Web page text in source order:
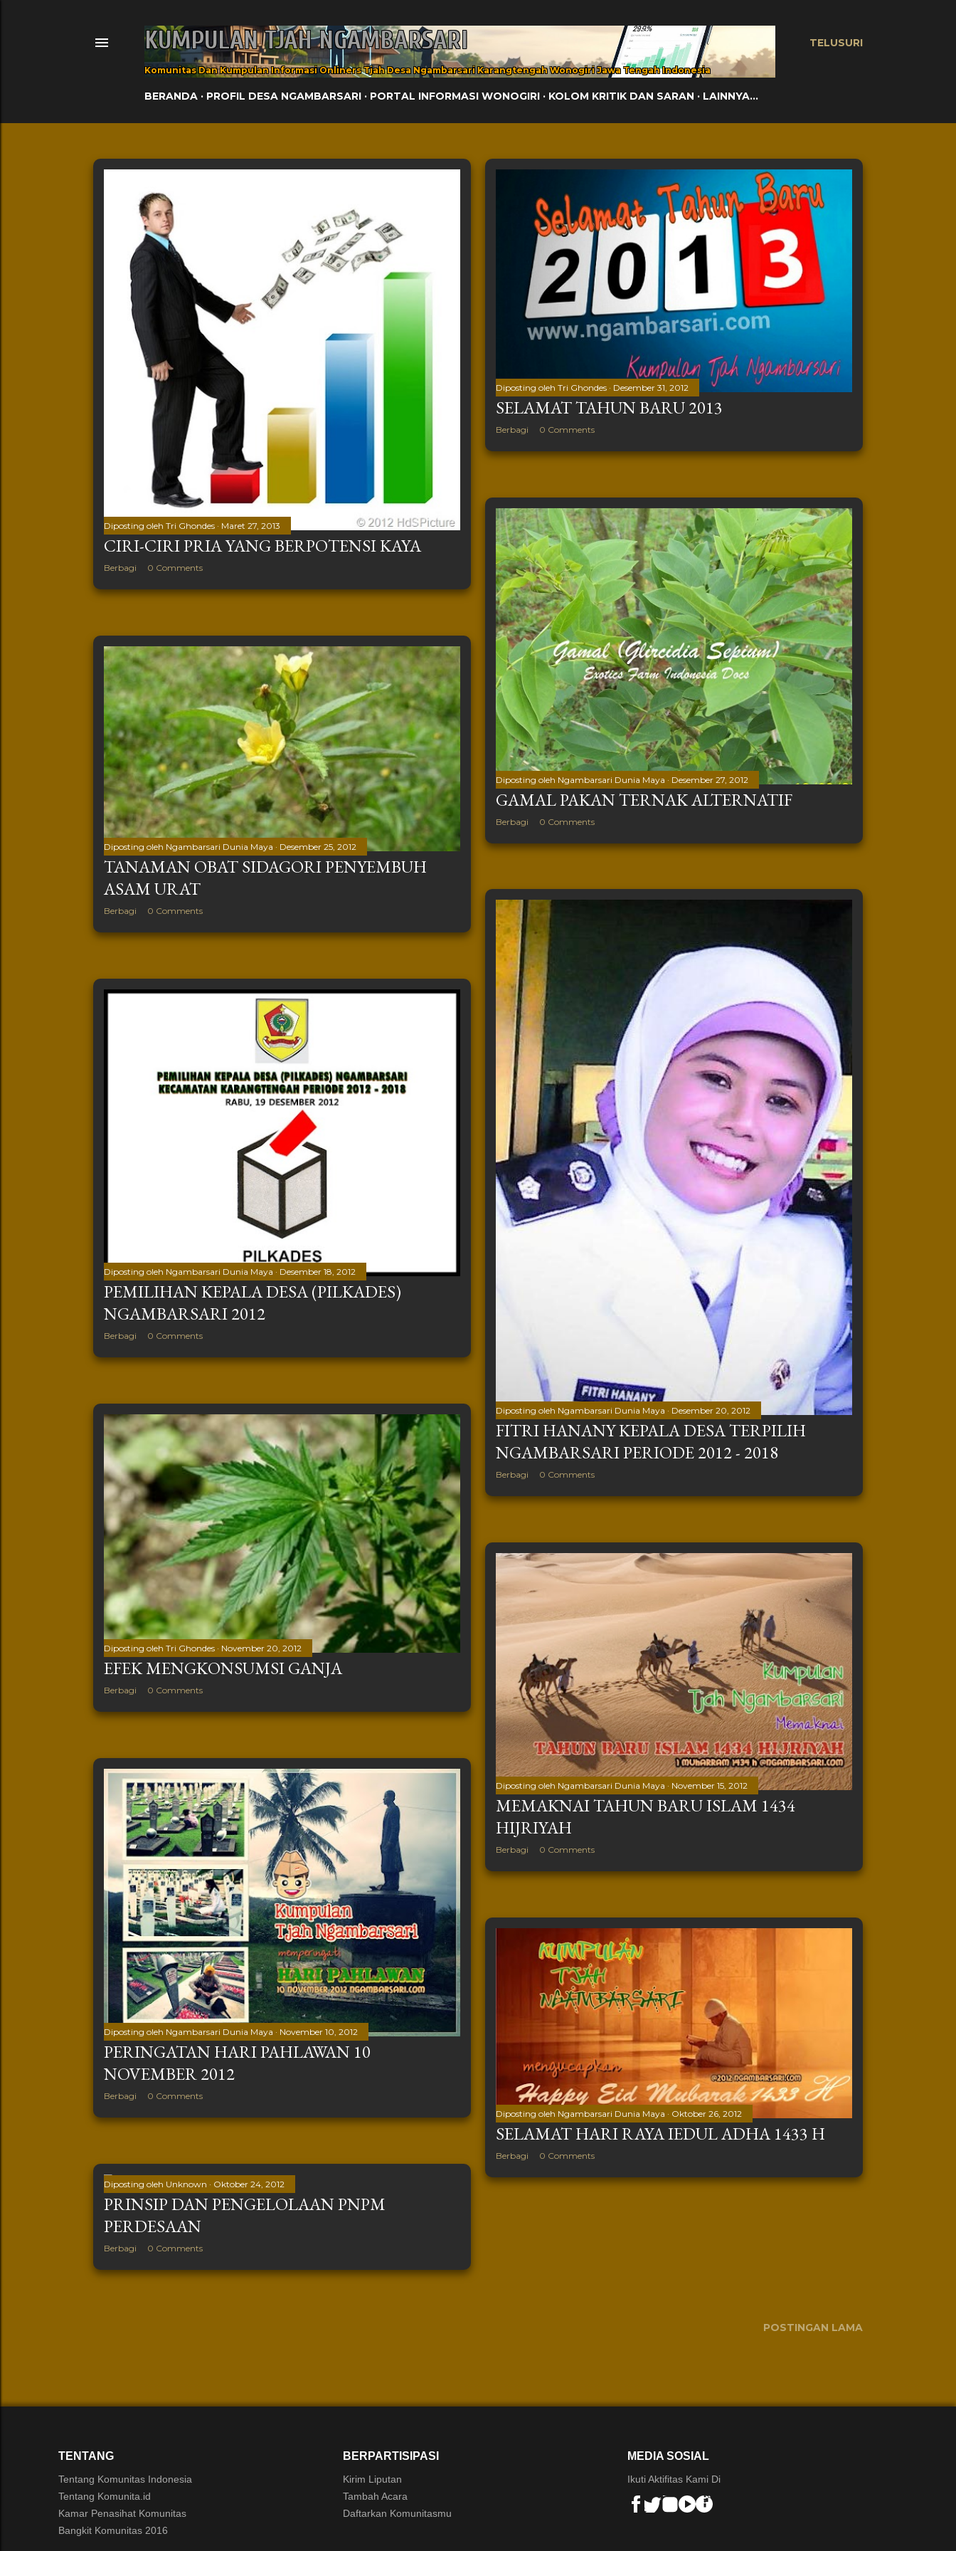
TELUSURI
KUMPULAN TJAH NGAMBARSARI
Komunitas Dan Kumpulan Informasi Onliners Tjah Desa Ngambarsari Karangtengah Wonogiri Jawa Tengah Indonesia
BERANDA PROFIL DESA NGAMBARSARI PORTAL INFORMASI WONOGIRI KOLOM KRITIK DAN SARAN LAINNYA…
Postingan
Diposting oleh Tri Ghondes Maret 27, 2013
CIRI-CIRI PRIA YANG BERPOTENSI KAYA
Berbagi 0 Comments
Diposting oleh Tri Ghondes Desember 31, 2012
SELAMAT TAHUN BARU 2013
Berbagi 0 Comments
Diposting oleh Ngambarsari Dunia Maya Desember 27, 2012
GAMAL PAKAN TERNAK ALTERNATIF
Berbagi 0 Comments
Diposting oleh Ngambarsari Dunia Maya Desember 25, 2012
TANAMAN OBAT SIDAGORI PENYEMBUH
ASAM URAT
Berbagi 0 Comments
Diposting oleh Ngambarsari Dunia Maya Desember 20, 2012
FITRI HANANY KEPALA DESA TERPILIH
NGAMBARSARI PERIODE 2012 - 2018
Berbagi 0 Comments
Diposting oleh Ngambarsari Dunia Maya Desember 18, 2012
PEMILIHAN KEPALA DESA (PILKADES)
NGAMBARSARI 2012
Berbagi 0 Comments
Diposting oleh Tri Ghondes November 20, 2012
EFEK MENGKONSUMSI GANJA
Berbagi 0 Comments
Diposting oleh Ngambarsari Dunia Maya November 15, 2012
MEMAKNAI TAHUN BARU ISLAM 1434
HIJRIYAH
Berbagi 0 Comments
Diposting oleh Ngambarsari Dunia Maya November 10, 2012
PERINGATAN HARI PAHLAWAN 10
NOVEMBER 2012
Berbagi
0 Comments
Diposting oleh Ngambarsari Dunia Maya Oktober 26, 2012
SELAMAT HARI RAYA IEDUL ADHA 1433 H
Berbagi 0 Comments
Diposting oleh Unknown Oktober 24, 2012
PRINSIP DAN PENGELOLAAN PNPM
PERDESAAN
Berbagi 0 Comments
POSTINGAN LAMA
TENTANG
Tentang Komunitas Indonesia
Tentang Komunita.id
Kamar Penasihat Komunitas
Bangkit Komunitas 2016
BERPARTISIPASI
Kirim Liputan
Tambah Acara
Daftarkan Komunitasmu
MEDIA SOSIAL
Ikuti Aktifitas Kami Di